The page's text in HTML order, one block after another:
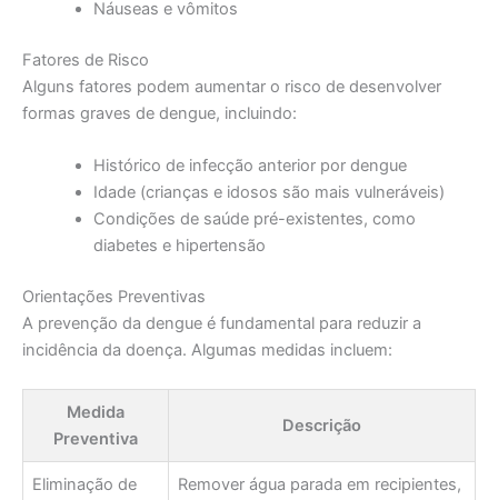
Náuseas e vômitos
Fatores de Risco
Alguns fatores podem aumentar o risco de desenvolver
formas graves de dengue, incluindo:
Histórico de infecção anterior por dengue
Idade (crianças e idosos são mais vulneráveis)
Condições de saúde pré-existentes, como
diabetes e hipertensão
Orientações Preventivas
A prevenção da dengue é fundamental para reduzir a
incidência da doença. Algumas medidas incluem:
Medida
Preventiva
Descrição
Eliminação de
Remover água parada em recipientes,